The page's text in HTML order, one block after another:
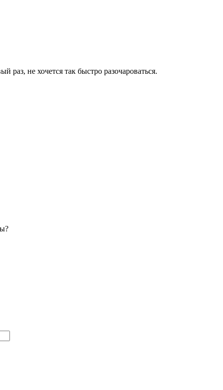
раз, не хочется так быстро разочароваться.